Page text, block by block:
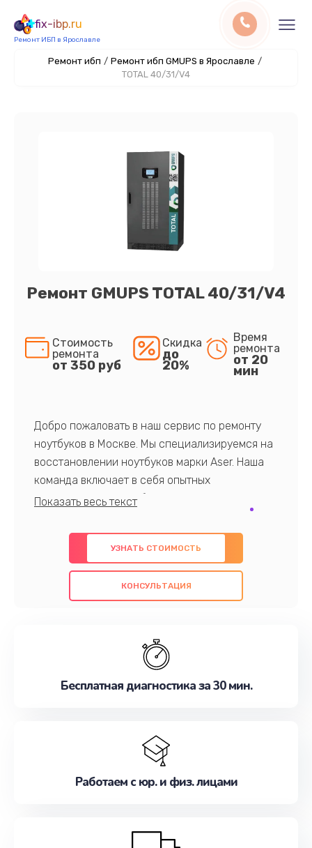
fix-ibp.ru
Ремонт ИБП в Ярославле
Ремонт ибп / Ремонт ибп GMUPS в Ярославле /
TOTAL 40/31/V4
Ремонт GMUPS TOTAL 40/31/V4
Стоимость
ремонта
от 350 руб
Скидка
до
20%
Время
ремонта
от 20
мин
Добро пожаловать в наш сервис по ремонту
ноутбуков в Москве. Мы специализируемся на
восстановлении ноутбуков марки Aser. Наша
команда включает в себя опытных
профессионалов с обширными знаниями и
предлагаем быстрый и качественный ремонт с
использованием оригинальных компонентов, а
также гарантируем качество всех
проведенных работ. Наша цель - предоставить
наилучшим образом. Не медлите записаться на
УЗНАТЬ СТОИМОСТЬ
КОНСУЛЬТАЦИЯ
Бесплатная диагностика за 30 мин.
Работаем с юр. и физ. лицами